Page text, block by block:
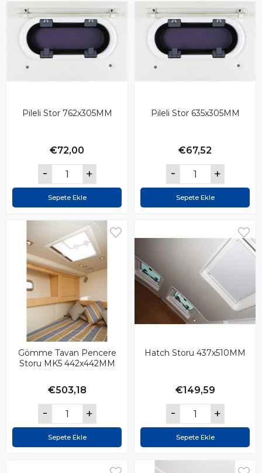
Pileli Stor 762x305MM
€72,00
Sepete Ekle
Pileli Stor 635x305MM
€67,52
Sepete Ekle
Gömme Tavan Pencere
Storu MK5 442x442MM
€503,18
Sepete Ekle
Hatch Storu 437x510MM
€149,59
Sepete Ekle